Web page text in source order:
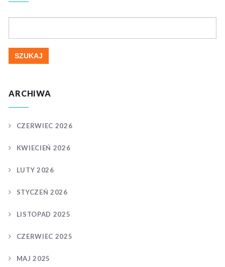
ARCHIWA
CZERWIEC 2026
KWIECIEŃ 2026
LUTY 2026
STYCZEŃ 2026
LISTOPAD 2025
CZERWIEC 2025
MAJ 2025